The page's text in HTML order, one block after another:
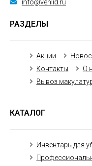
info@venlid.ru
РАЗДЕЛЫ
Акции
Контакты
О
Вывоз
КАТАЛОГ
Инвентарь для